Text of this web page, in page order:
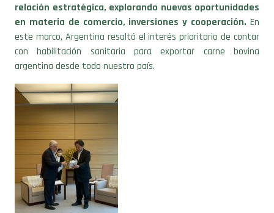
relación estratégica, explorando nuevas oportunidades
en materia de comercio, inversiones y cooperación. En
este marco, Argentina resaltó el interés prioritario de contar
con habilitación sanitaria para exportar carne bovina
argentina desde todo nuestro país.